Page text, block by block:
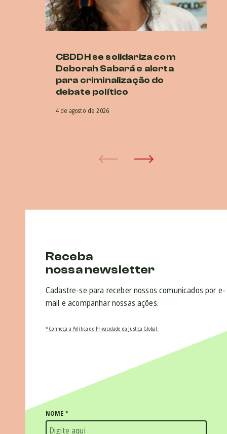
CBDDH se solidariza com
Deborah Sabará e alerta
para criminalização do
debate político
4 de agosto de 2026
Receba
nossa newsletter
Cadastre-se para receber nossos comunicados por e-
mail e acompanhar nossas ações.
* Conheça a Política de Privacidade da Justiça Global.
NOME *